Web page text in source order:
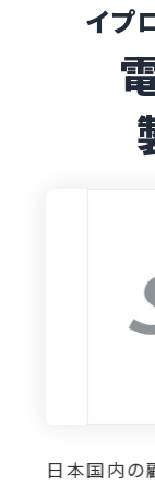
イプ
経営層も驚